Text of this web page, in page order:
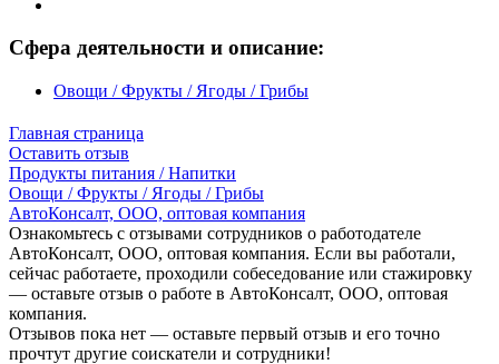
Сфера деятельности и описание:
Овощи / Фрукты / Ягоды / Грибы
Главная страница
Оставить отзыв
Продукты питания / Напитки
Овощи / Фрукты / Ягоды / Грибы
АвтоКонсалт, ООО, оптовая компания
Ознакомьтесь с отзывами сотрудников о работодателе
АвтоКонсалт, ООО, оптовая компания. Если вы работали,
сейчас работаете, проходили собеседование или стажировку
— оставьте отзыв о работе в АвтоКонсалт, ООО, оптовая
компания.
Отзывов пока нет — оставьте первый отзыв и его точно
прочтут другие соискатели и сотрудники!